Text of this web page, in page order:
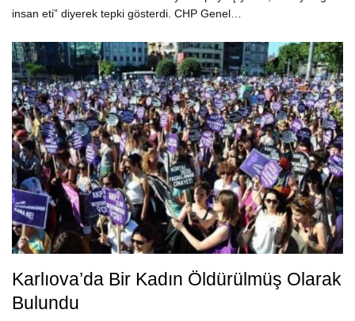
insan eti” diyerek tepki gösterdi. CHP Genel…
Karlıova’da Bir Kadın Öldürülmüş Olarak
Bulundu